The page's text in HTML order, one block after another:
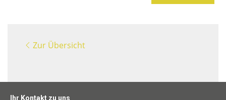
Zur Übersicht
Ihr Kontakt zu uns